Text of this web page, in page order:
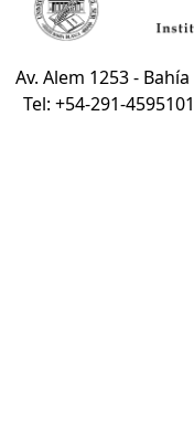
Av. Alem 1253 -
Tel: +54-291-